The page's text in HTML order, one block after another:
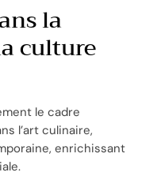
la
culture
le cadre
l’art culinaire,
enrichissant